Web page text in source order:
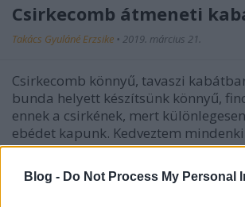
Blog - Do Not Process My Personal
Csirkecomb átmeneti
Takács Gyuláné Erzsike • 2019. március 21.
Csirkecomb könnyű, tavaszi
bunda helyett készítsünk könnyű,
ennek a csirkének, mert
ebédet kapunk. Kedveztem
rizsliszt gluténmentes, a köretek is
ízléséhez. Csirkemellből is tökéletes